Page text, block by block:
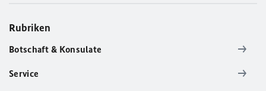
Rubriken
Botschaft & Konsulate
Service